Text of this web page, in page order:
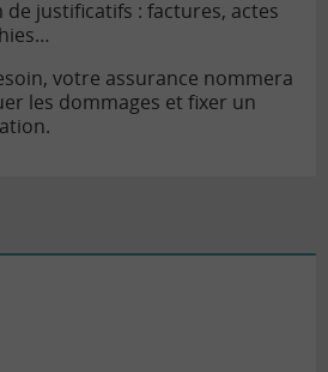
justificatifs : factures, actes
votre assurance nommera
les dommages et fixer un